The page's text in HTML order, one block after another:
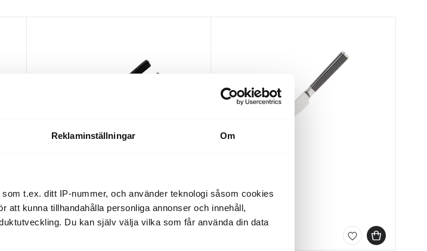
Reklaminställningar Om
t.ex. ditt IP-nummer, och använder teknologi såsom cookies
att kunna tillhandahålla personliga annonser och innehåll,
Du kan själv välja vilka som får använda din data
Knivset 3 delar svart
1399 kr
Allkniv 12 cm
399 kr